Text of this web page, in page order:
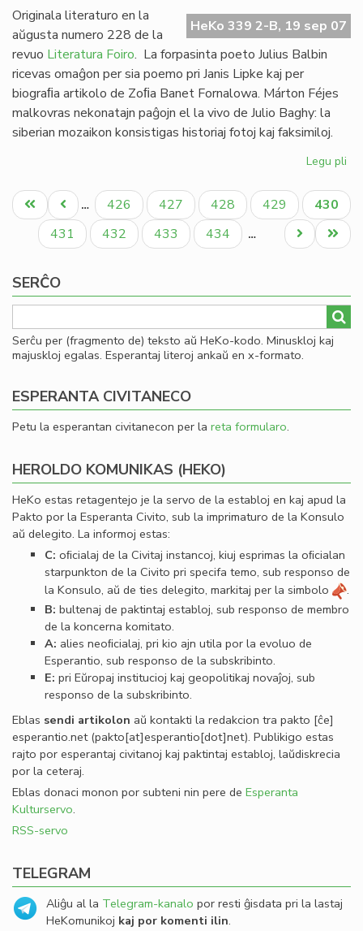
HeKo 339 2-B, 19 sep 07
Originala literaturo en la
aŭgusta numero 228 de la
revuo Literatura Foiro. La forpasinta poeto Julius Balbin
ricevas omaĝon per sia poemo pri Janis Lipke kaj per
biograﬁa artikolo de Zoﬁa Banet Fornalowa. Márton Féjes
malkovras nekonatajn paĝojn el la vivo de Julio Baghy: la
siberian mozaikon konsistigas historiaj fotoj kaj faksimiloj.
Legu pli
Pagination
Unua
paĝo
Antaŭa
paĝo
… Paĝo
426 Paĝo
427 Paĝo
428 Paĝo
429
Aktuala
paĝo
430
Paĝo
431 Paĝo
432 Paĝo
433 Paĝo
434 …
Last
page
Next
page
SERĈO
Serĉu per (fragmento de) teksto aŭ HeKo-kodo. Minuskloj kaj
majuskloj egalas. Esperantaj literoj ankaŭ en x-formato.
ESPERANTA CIVITANECO
Petu la esperantan civitanecon per la reta formularo.
HEROLDO KOMUNIKAS (HEKO)
HeKo estas retagentejo je la servo de la establoj en kaj apud la
Pakto por la Esperanta Civito, sub la imprimaturo de la Konsulo
aŭ delegito. La informoj estas:
C: oﬁcialaj de la Civitaj instancoj, kiuj esprimas la oﬁcialan
starpunkton de la Civito pri specifa temo, sub responso de
la Konsulo, aŭ de ties delegito, markitaj per la simbolo
.
B: bultenaj de paktintaj establoj, sub responso de membro
de la koncerna komitato.
A: alies neoﬁcialaj, pri kio ajn utila por la evoluo de
Esperantio, sub responso de la subskribinto.
E: pri Eŭropaj institucioj kaj geopolitikaj novaĵoj, sub
responso de la subskribinto.
Eblas sendi artikolon aŭ kontakti la redakcion tra pakto [ĉe]
esperantio.net(pakto[at]esperantio[dot]net). Publikigo estas
rajto por esperantaj civitanoj kaj paktintaj establoj, laŭdiskrecia
por la ceteraj.
Eblas donaci monon por subteni nin pere de Esperanta
Kulturservo.
RSS-servo
TELEGRAM
Aliĝu al la Telegram-kanalo por resti ĝisdata pri la lastaj
HeKomunikoj kaj por komenti ilin.